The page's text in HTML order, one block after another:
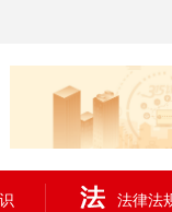
法律法